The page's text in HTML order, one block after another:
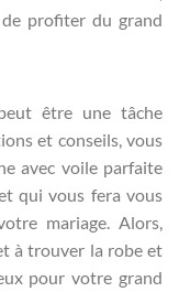
profiter du grand
être une tâche
et conseils, vous
avec voile parfaite
qui vous fera vous
mariage. Alors,
à trouver la robe et
pour votre grand